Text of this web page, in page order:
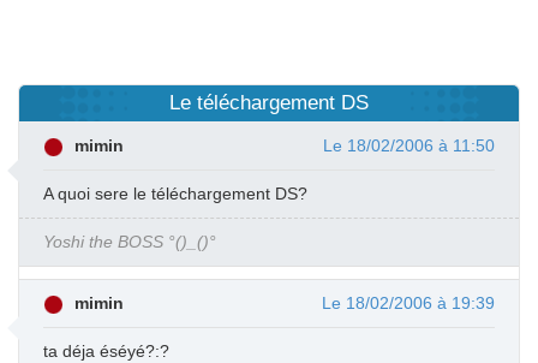
Le téléchargement DS
mimin Le 18/02/2006 à 11:50
A quoi sere le téléchargement DS?
Yoshi the BOSS °()_()°
mimin Le 18/02/2006 à 19:39
ta déja éséyé?:?